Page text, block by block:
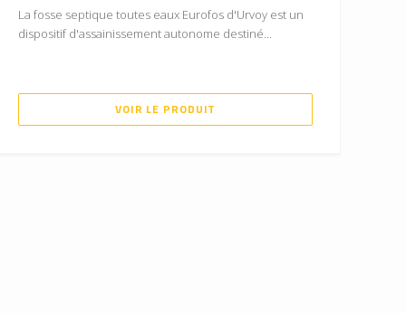
La fosse septique toutes eaux Eurofos d'Urvoy est un
dispositif d'assainissement autonome destiné...
VOIR LE PRODUIT